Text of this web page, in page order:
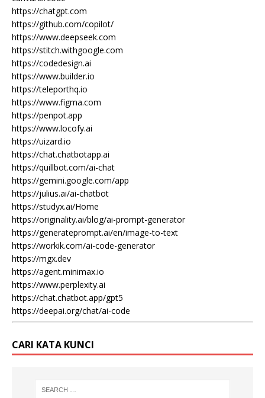
https://chatgpt.com
https://github.com/copilot/
https://www.deepseek.com
https://stitch.withgoogle.com
https://codedesign.ai
https://www.builder.io
https://teleporthq.io
https://www.figma.com
https://penpot.app
https://www.locofy.ai
https://uizard.io
https://chat.chatbotapp.ai
https://quillbot.com/ai-chat
https://gemini.google.com/app
https://julius.ai/ai-chatbot
https://studyx.ai/Home
https://originality.ai/blog/ai-prompt-generator
https://generateprompt.ai/en/image-to-text
https://workik.com/ai-code-generator
https://mgx.dev
https://agent.minimax.io
https://www.perplexity.ai
https://chat.chatbot.app/gpt5
https://deepai.org/chat/ai-code
CARI KATA KUNCI